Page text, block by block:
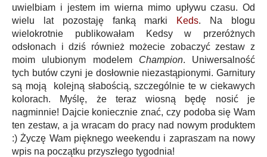
uwielbiam i jestem im wierna mimo upływu czasu. Od
wielu lat pozostaję fanką marki
Keds. Na blogu
wielokrotnie publikowałam Kedsy w przeróżnych
odsłonach i dziś również możecie zobaczyć zestaw z
moim ulubionym modelem Champion. Uniwersalność
tych butów czyni je dosłownie niezastąpionymi. Garnitury
są moją kolejną słabością, szczególnie te w ciekawych
kolorach. Myślę, że teraz wiosną będę nosić je
nagminnie! Dajcie koniecznie znać, czy podoba się Wam
ten zestaw, a ja wracam do pracy nad nowym produktem
:) Życzę Wam pięknego weekendu i zapraszam na nowy
wpis na początku przyszłego tygodnia!